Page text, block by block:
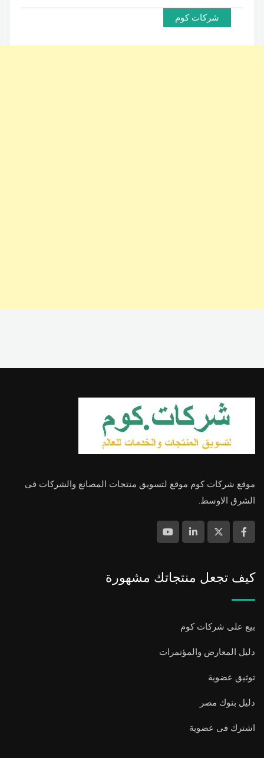
شركات كوم
موقع شركات كوم موقع لتسويق منتجات المصانع والشركات فى
الشرق الاوسط.
كيف تجعل منتجاتك مشهورة
بيع على شركات كوم
دليل المعارض والمؤتمرات
توثيق عضوية
دليل بنوك مصر
اشترك فى عضوية